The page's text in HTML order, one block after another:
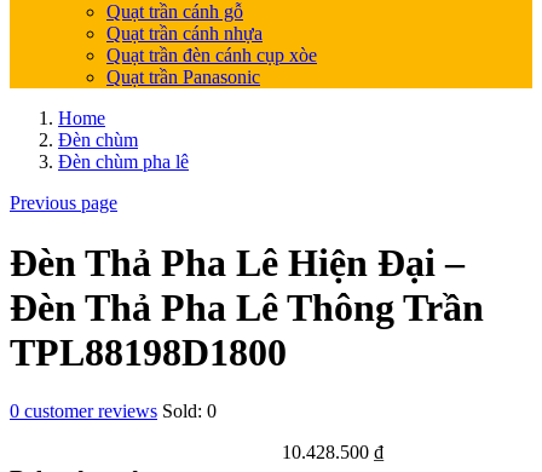
Quạt trần cánh gỗ
Quạt trần cánh nhựa
Quạt trần đèn cánh cụp xòe
Quạt trần Panasonic
Home
Đèn chùm
Đèn chùm pha lê
Previous page
Đèn Thả Pha Lê Hiện Đại –
Đèn Thả Pha Lê Thông Trần
TPL88198D1800
0 customer reviews Sold: 0
10.428.500 ₫